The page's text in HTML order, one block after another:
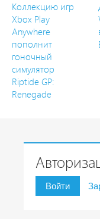
Коллекцию игр
Xbox Play
Anywhere
пополнит
гоночный
симулятор
Riptide GP:
Renegade
Войти